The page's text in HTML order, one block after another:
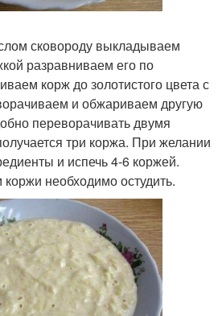
сковороду выкладываем
разравниваем его по
корж до золотистого цвета с
и обжариваем другую
переворачивать двумя
три коржа. При желании
и испечь 4-6 коржей.
необходимо остудить.